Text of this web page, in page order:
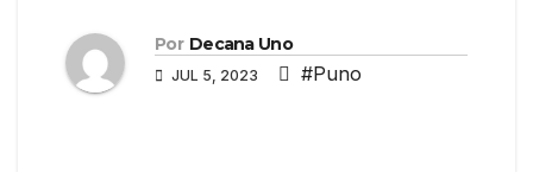
Por Decana Uno
JUL 5, 2023 #Puno